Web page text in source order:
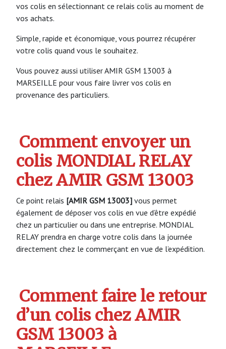
vos colis en sélectionnant ce relais colis au moment de
vos achats.
Simple, rapide et économique, vous pourrez récupérer
votre colis quand vous le souhaitez.
Vous pouvez aussi utiliser AMIR GSM 13003 à
MARSEILLE pour vous faire livrer vos colis en
provenance des particuliers.
Comment envoyer un
colis MONDIAL RELAY
chez AMIR GSM 13003
Ce point relais [AMIR GSM 13003] vous permet
également de déposer vos colis en vue d’être expédié
chez un particulier ou dans une entreprise. MONDIAL
RELAY prendra en charge votre colis dans la journée
directement chez le commerçant en vue de l’expédition.
Comment faire le retour
d’un colis chez AMIR
GSM 13003 à